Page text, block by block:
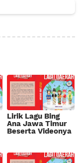
Lirik Lagu Bing
Ana Jawa Timur
Beserta Videonya